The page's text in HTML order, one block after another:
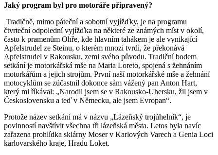
Jaký program byl pro motoráře připravený?
Tradičně, mimo páteční a sobotní vyjížďky, je na programu
čtvrteční odpolední vyjížďka na některé ze známých míst v okolí,
často k pramenům Ohře, kde hlavním tahákem je ale vynikající
Apfelstrudel ze Steinu, o kterém mnozí tvrdí, že překonává
Apfelstrudel v Rakousku, zemi svého původu. Tradiční bodem
setkání je motorkářská mše na Maria Loreto, spojená s žehnáním
motorkářům a jejich strojům. První naší motorkářské mše a žehnání
motocyklům se zúčastnil dokonce sám vážený pan Anton Hart,
který mi říkával: „Narodil jsem se v Rakousko-Uhersku, žil jsem v
Československu a teď v Německu, ale jsem Evropan“.
Protože název setkání má v názvu „Lázeňský trojúhelník“, je
povinností navštívit všechna tři lázeňská města. Letos byla navíc
zařazena prohlídka sklárny Moser v Karlových Varech a Genia Loci
karlovarského kraje, Hradu Loket.